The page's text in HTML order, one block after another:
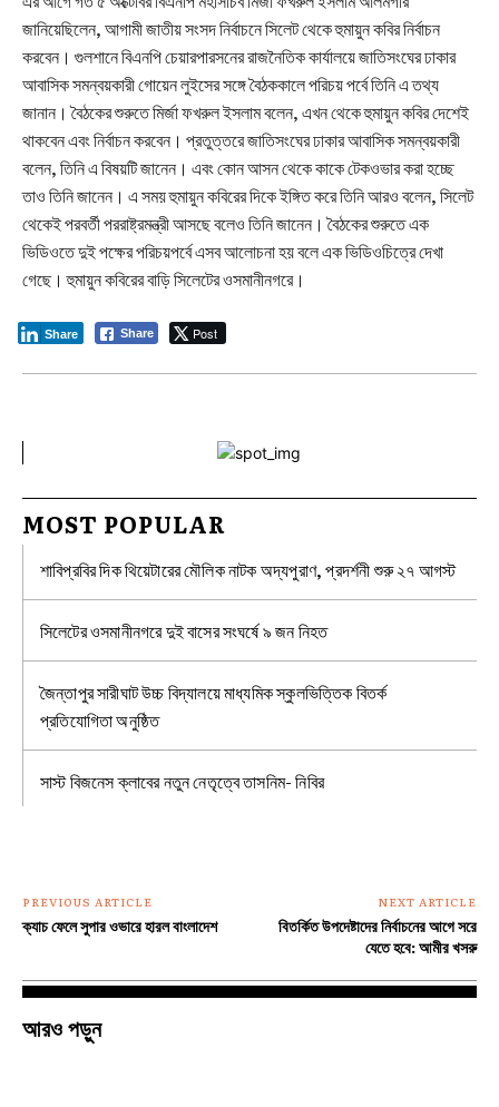
জানিয়েছিলেন, আগামী জাতীয় সংসদ নির্বাচনে সিলেট থেকে হুমায়ুন কবির নির্বাচন
করবেন। গুলশানে বিএনপি চেয়ারপারসনের রাজনৈতিক কার্যালয়ে জাতিসংঘের ঢাকার
আবাসিক সমন্বয়কারী গোয়েন লুইসের সঙ্গে বৈঠককালে পরিচয় পর্বে তিনি এ তথ্য
জানান। বৈঠকের শুরুতে মির্জা ফখরুল ইসলাম বলেন, এখন থেকে হুমায়ুন কবির দেশেই
থাকবেন এবং নির্বাচন করবেন। প্রতুত্তরে জাতিসংঘের ঢাকার আবাসিক সমন্বয়কারী
বলেন, তিনি এ বিষয়টি জানেন। এবং কোন আসন থেকে কাকে টেকওভার করা হচ্ছে
তাও তিনি জানেন। এ সময় হুমায়ুন কবিরের দিকে ইঙ্গিত করে তিনি আরও বলেন, সিলেট
থেকেই পরবর্তী পররাষ্ট্রমন্ত্রী আসছে বলেও তিনি জানেন। বৈঠকের শুরুতে এক
ভিডিওতে দুই পক্ষের পরিচয়পর্বে এসব আলোচনা হয় বলে এক ভিডিওচিত্রে দেখা
গেছে। হুমায়ুন কবিরের বাড়ি সিলেটের ওসমানীনগরে।
Share Post
Share
MOST POPULAR
শাবিপ্রবির দিক থিয়েটারের মৌলিক নাটক অদ্যপুরাণ, প্রদর্শনী শুরু ২৭ আগস্ট
সিলেটের ওসমানীনগরে দুই বাসের সংঘর্ষে ৯ জন নিহত
জৈন্তাপুর সারীঘাট উচ্চ বিদ্যালয়ে মাধ্যমিক স্কুলভিত্তিক বিতর্ক
প্রতিযোগিতা অনুষ্ঠিত
সাস্ট বিজনেস ক্লাবের নতুন নেতৃত্বে তাসনিম- নিবির
PREVIOUS ARTICLE
ক্যাচ ফেলে সুপার ওভারে হারল বাংলাদেশ
NEXT ARTICLE
বিতর্কিত উপদেষ্টাদের নির্বাচনের আগে সরে
যেতে হবে: আমীর খসরু
আরও পড়ুন